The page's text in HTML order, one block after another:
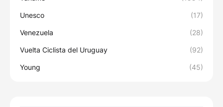
Unesco (17)
Venezuela (28)
Vuelta Ciclista del Uruguay (92)
Young (45)